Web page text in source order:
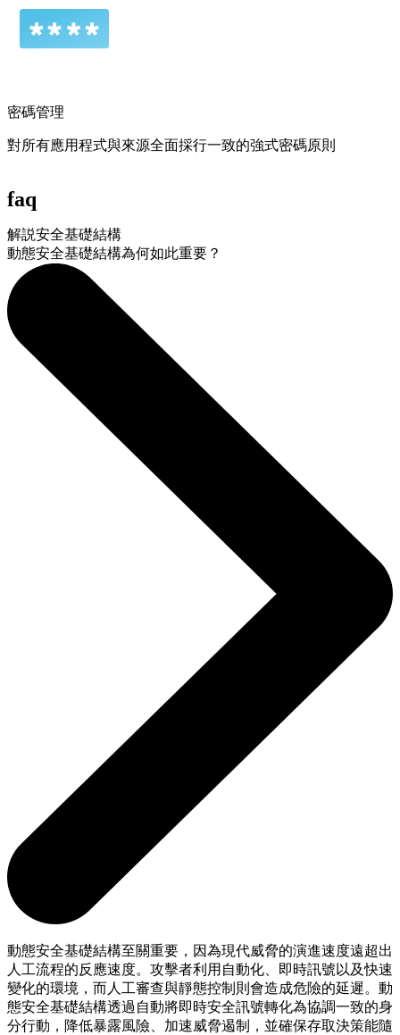
密碼管理
對所有應用程式與來源全面採行一致的強式密碼原則
faq
解説安全基礎結構
動態安全基礎結構為何如此重要？
動態安全基礎結構至關重要，因為現代威脅的演進速度遠超出
人工流程的反應速度。攻擊者利用自動化、即時訊號以及快速
變化的環境，而人工審查與靜態控制則會造成危險的延遲。動
態安全基礎結構透過自動將即時安全訊號轉化為協調一致的身
分行動，降低暴露風險、加速威脅遏制，並確保存取決策能隨